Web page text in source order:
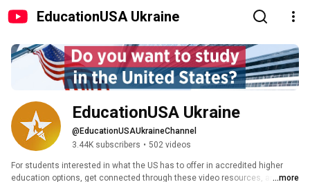
EducationUSA Ukraine
EducationUSA Ukraine
@EducationUSAUkraineChannel
3.44K subscribers • 502 videos
For students interested in what the US has to offer in accredited higher
education options, get connected through these video resources, and with
...more